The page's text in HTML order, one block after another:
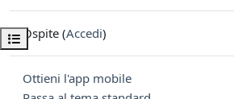
Apri indice del corso
Ospite (Accedi)
Ottieni l'app mobile